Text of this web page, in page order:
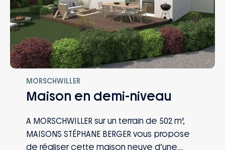
MORSCHWILLER
Maison en demi-niveau
A MORSCHWILLER sur un terrain de 502 m²,
MAISONS STÉPHANE BERGER vous propose
de réaliser cette maison neuve d’une